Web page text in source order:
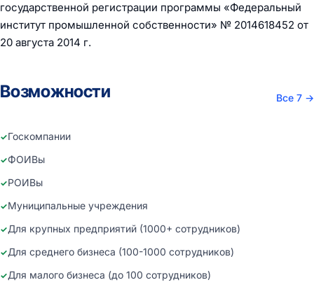
государственной регистрации программы «Федеральный
институт промышленной собственности» № 2014618452 от
20 августа 2014 г.
Возможности Все 7 →
Госкомпании
ФОИВы
РОИВы
Муниципальные учреждения
Для крупных предприятий (1000+ сотрудников)
Для среднего бизнеса (100-1000 сотрудников)
Для малого бизнеса (до 100 сотрудников)